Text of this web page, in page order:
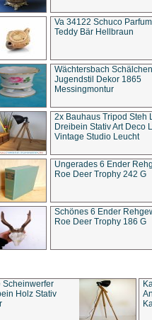
Va 34122 Schuco
Teddy Bär Hellbraun
Wächtersbach Schälchen
Jugendstil Dekor 1865
Messingmontur
2x Bauhaus Tripod Steh
Dreibein Stativ Art Deco
Vintage Studio Leucht
Ungerades 6 Ender
Roe Deer Trophy 242 G
Schönes 6 Ender
Roe Deer Trophy 186 G
Scheinwerfer
Holz Stativ